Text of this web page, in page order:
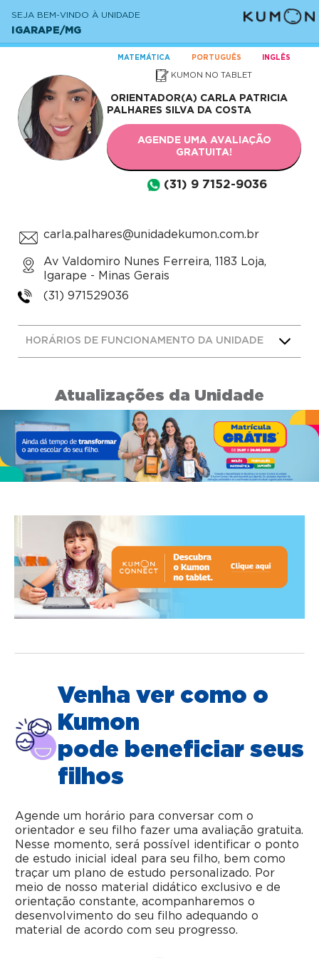
SEJA BEM-VINDO À UNIDADE
IGARAPE/MG
MATEMÁTICA PORTUGUÊS INGLÊS
KUMON NO TABLET
ORIENTADOR(A) CARLA PATRICIA
PALHARES SILVA DA COSTA
AGENDE UMA AVALIAÇÃO
GRATUITA!
(31) 9 7152-9036
carla.palhares@unidadekumon.com.br
Av Valdomiro Nunes Ferreira, 1183 Loja,
Igarape - Minas Gerais
(31) 971529036
HORÁRIOS DE FUNCIONAMENTO DA UNIDADE
Atualizações da Unidade
Venha ver como o
Kumon
pode beneficiar seus
filhos
Agende um horário para conversar com o
orientador e seu filho fazer uma avaliação gratuita.
Nesse momento, será possível identificar o ponto
de estudo inicial ideal para seu filho, bem como
traçar um plano de estudo personalizado. Por
meio de nosso material didático exclusivo e de
orientação constante, acompanharemos o
desenvolvimento do seu filho adequando o
material de acordo com seu progresso.